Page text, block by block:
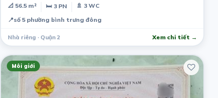
📐 56.5 m² 🛏 3 PN
🚿 3 WC
📍số 5 phường bình trưng đông
Nhà riêng · Quận 2 Xem chi tiết →
Môi giới